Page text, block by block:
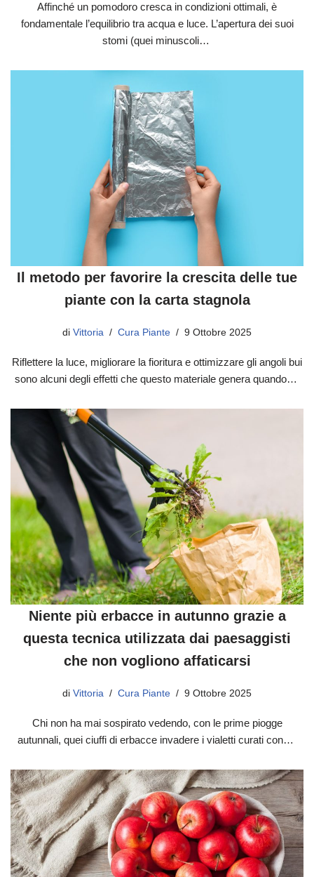
Affinché un pomodoro cresca in condizioni ottimali, è
fondamentale l’equilibrio tra acqua e luce. L’apertura dei suoi
stomi (quei minuscoli…
Il metodo per favorire la crescita delle tue
piante con la carta stagnola
di Vittoria Cura Piante 9 Ottobre 2025
Riflettere la luce, migliorare la fioritura e ottimizzare gli angoli bui
sono alcuni degli effetti che questo materiale genera quando…
Niente più erbacce in autunno grazie a
questa tecnica utilizzata dai paesaggisti
che non vogliono affaticarsi
di Vittoria Cura Piante 9 Ottobre 2025
Chi non ha mai sospirato vedendo, con le prime piogge
autunnali, quei ciuffi di erbacce invadere i vialetti curati con…